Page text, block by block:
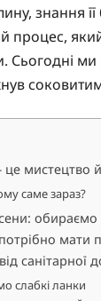
знання її
це мистецтво
саме зараз?
мати
санітарної
слабкі ланки